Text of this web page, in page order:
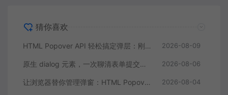
猜你喜欢
HTML Popover API 轻松搞定弹层：刚学会了，真的不用写 JS 2026-08-09
原生 dialog 元素，一次聊清表单提交、焦点管理和动画 2026-08-06
让浏览器替你管理弹窗：HTML Popover API 的五个落地思路 2026-08-04